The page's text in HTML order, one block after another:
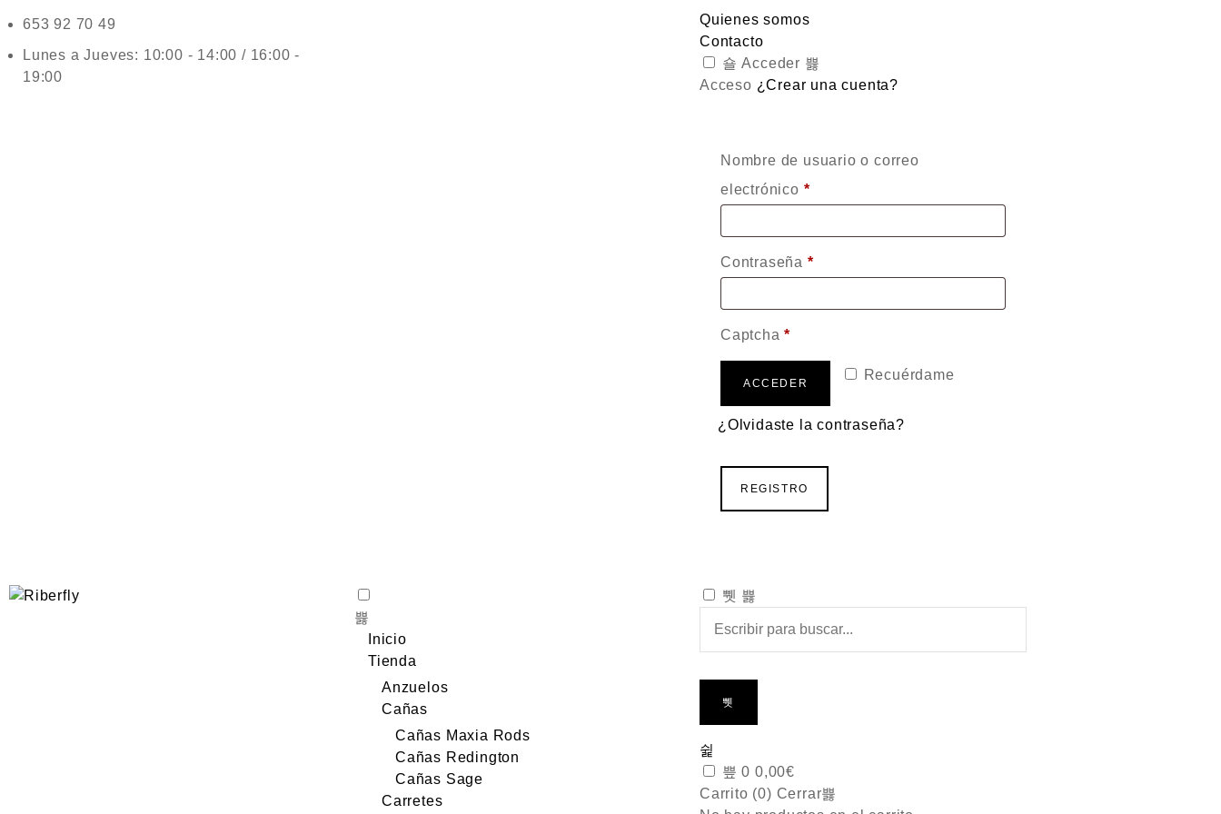
653 92 70 49
Lunes a Jueves: 10:00 - 14:00 / 16:00 -
19:00
Quienes somos
Contacto
Acceder
Acceso ¿Crear una cuenta?
Nombre de usuario o correo
electrónico *
Contraseña *
Captcha*
Recuérdame
ACCEDER
¿Olvidaste la contraseña?
REGISTRO
Inicio
Tienda
Anzuelos
Cañas
Cañas Maxia Rods
Cañas Redington
Cañas Sage
Carretes
00,00€
Carrito (0) Cerrar